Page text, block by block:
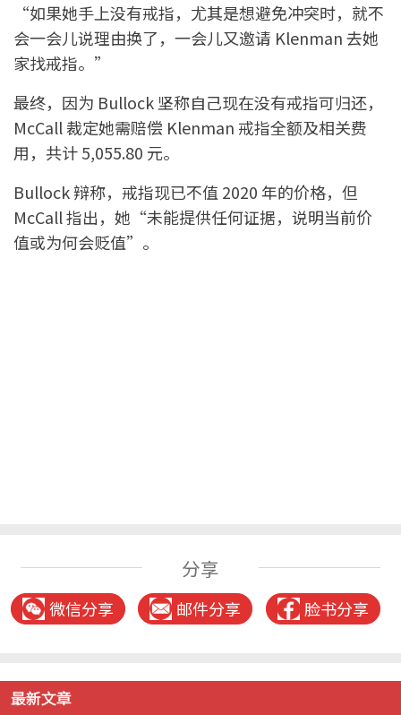
“如果她手上没有戒指，尤其是想避免冲突时，就不
会一会儿说理由换了，一会儿又邀请 Klenman 去她
家找戒指。”
最终，因为 Bullock 坚称自己现在没有戒指可归还，
McCall 裁定她需赔偿 Klenman 戒指全额及相关费
用，共计 5,055.80 元。
Bullock 辩称，戒指现已不值 2020 年的价格，但
McCall 指出，她“未能提供任何证据，说明当前价
值或为何会贬值”。
分享
微信分享 邮件分享 脸书分享
最新文章